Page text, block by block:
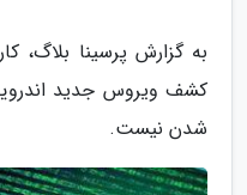
به گزارش پرسینا بلاگ،
کشف ویروس جدید
شدن نیست.